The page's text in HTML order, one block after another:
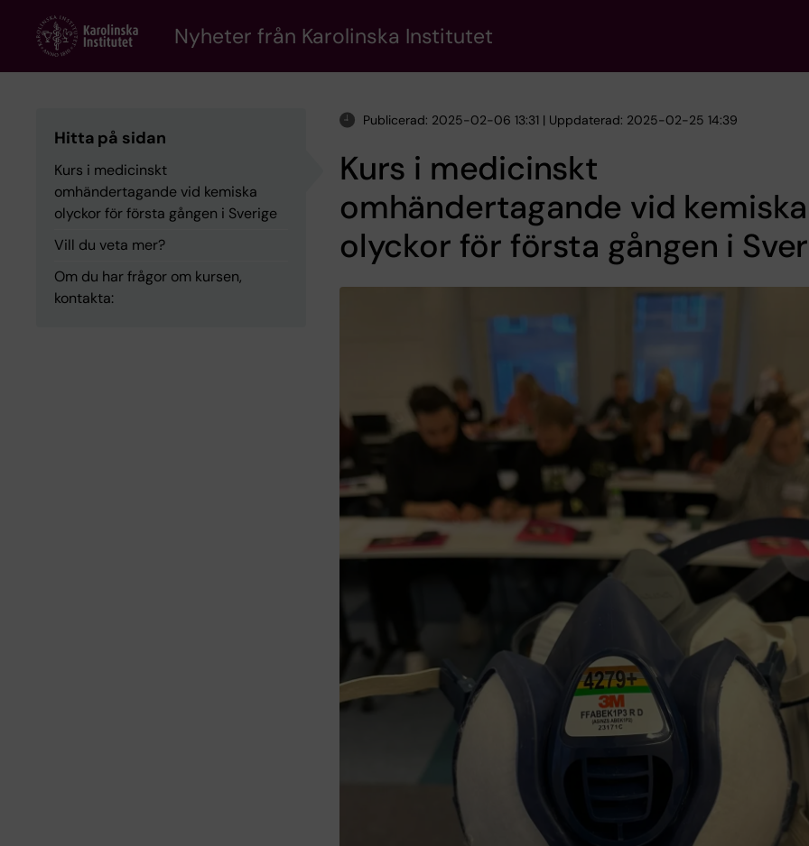
content
Nyheter från Karolinska Institutet
Hitta på sidan
Kurs i medicinskt
omhändertagande vid kemiska
olyckor för första gången i Sverige
Vill du veta mer?
Om du har frågor om kursen,
kontakta:
Publicerad: 2025-02-06 13:31 | Uppdaterad: 2025-02-25 14:39
Kurs i medicinskt
omhändertagande vid kemiska
olyckor för första gången i